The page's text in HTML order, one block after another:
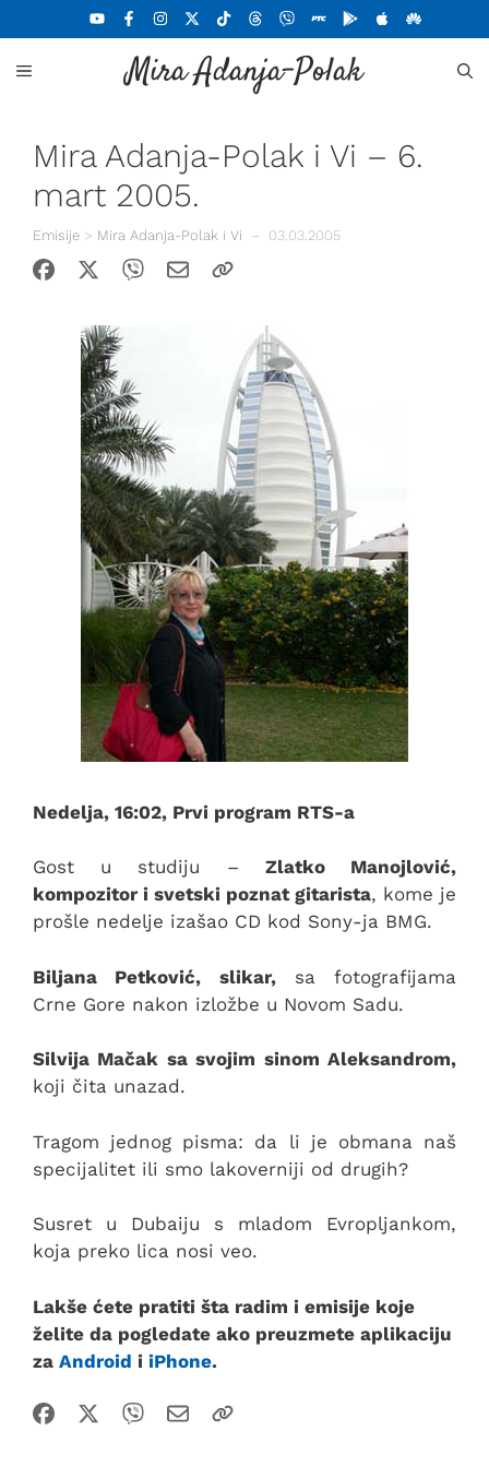
na
sadržaj
Mira Adanja-Polak
MENU
Mira Adanja-Polak i Vi – 6.
mart 2005.
Emisije > Mira Adanja-Polak i Vi – 03.03.2005
Nedelja, 16:02, Prvi program RTS-a
Gost u studiju – Zlatko Manojlović,
kompozitor i svetski poznat gitarista, kome je
prošle nedelje izašao CD kod Sony-ja BMG.
Biljana Petković, slikar, sa fotografijama
Crne Gore nakon izložbe u Novom Sadu.
Silvija Mačak sa svojim sinom Aleksandrom,
koji čita unazad.
Tragom jednog pisma: da li je obmana naš
specijalitet ili smo lakoverniji od drugih?
Susret u Dubaiju s mladom Evropljankom,
koja preko lica nosi veo.
Lakše ćete pratiti šta radim i emisije koje
želite da pogledate ako preuzmete aplikaciju
za Android i iPhone.